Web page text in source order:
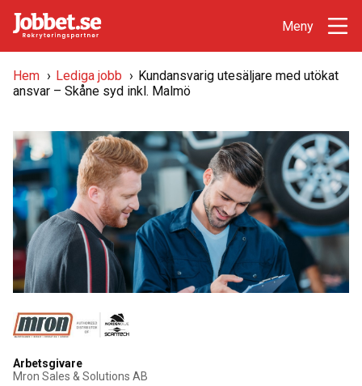
Hem › Lediga jobb › Kundansvarig utesäljare med utökat
ansvar – Skåne syd inkl. Malmö
Arbetsgivare
Mron Sales & Solutions AB